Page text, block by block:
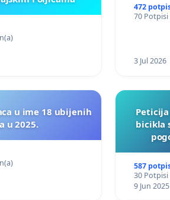
472
70 Potpisi
3 Jul 2026
u ime 18 ubijenih
u 2025.
bicikla
587
30 Potpisi
9 Jun 2025